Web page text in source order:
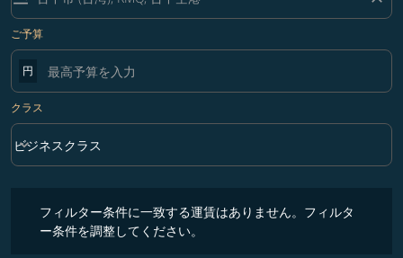
ご予算
円
クラス
クラス option ビジネスクラス Selected
ビジネスクラス
keyboard_arrow_down
フィルター条件に一致する運賃はありません。フィルタ
ー条件を調整してください。